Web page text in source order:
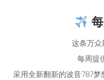
这条万众
每周提
采用全新翻新的波音787梦